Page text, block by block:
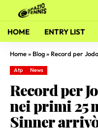
HOME ENTRY LIST
Home» Blog» Record per Jodar: 17
Atp News
Record per
nei primi 25
Sinner arrivò